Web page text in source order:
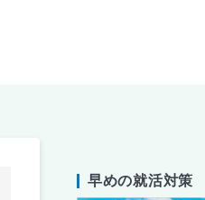
早めの就活対策